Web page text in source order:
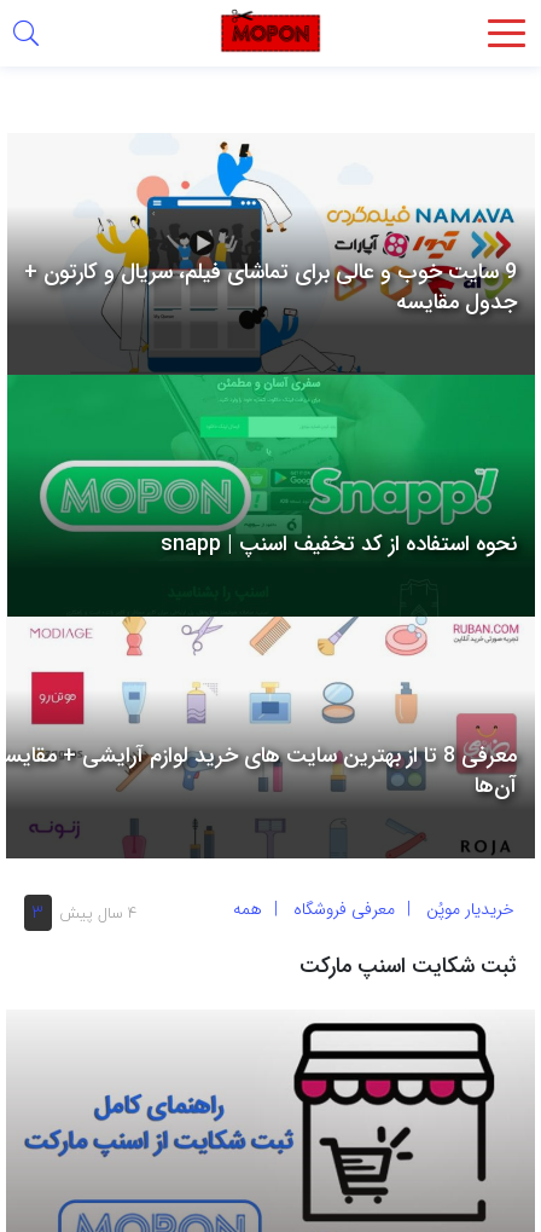
اشتراک
از
روش‌های
زیر
می‌توانید
صفحه
دوستان
خود
به
بگذارید.
لینک
9 سایت خوب و عالی برای تماشای فیلم، سریال و کارتون +
جدول مقایسه
نحوه استفاده از کد تخفیف اسنپ | snapp
معرفی 8 تا از بهترین سایت های خرید لوازم آرایشی +
آن‌ها
4 سال پیش 3 خریدیار موپُن معرفی فروشگاه همه
ثبت شکایت اسنپ مارکت